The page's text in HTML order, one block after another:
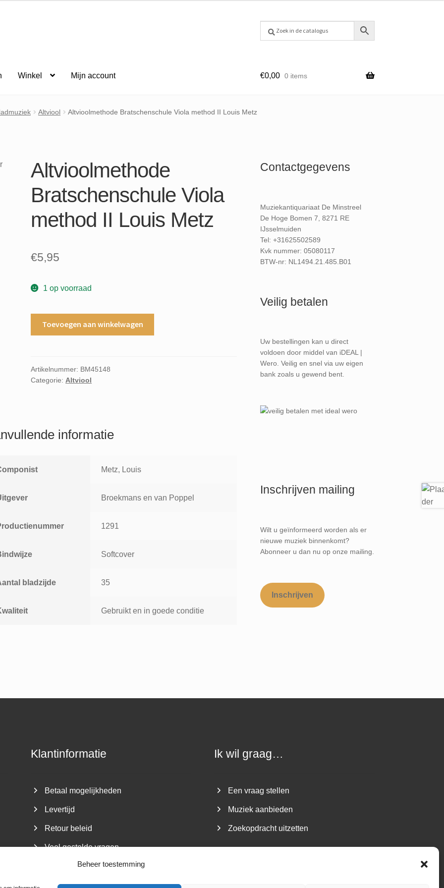
Beheer toestemming
Winkel Mijn account €0,00 0 items
Altviool Altvioolmethode Bratschenschule Viola method II Louis Metz
Altvioolmethode
Bratschenschule Viola
method II Louis Metz
€5,95
1 op voorraad
II
Louis
Toevoegen aan winkelwagen
Artikelnummer: BM45148
Categorie:Altviool
informatie
Metz, Louis
Broekmans en van Poppel
1291
Softcover
bladzijde 35
Gebruikt en in goede conditie
Contactgegevens
Muziekantiquariaat De Minstreel
De Hoge Bomen 7, 8271 RE
IJsselmuiden
Tel: +31625502589
Kvk nummer: 05080117
BTW-nr: NL1494.21.485.B01
Veilig betalen
Uw bestellingen kan u direct
voldoen door middel van iDEAL |
Wero. Veilig en snel via uw eigen
bank zoals u gewend bent.
Inschrijven mailing
Wilt u geïnformeerd worden als er
nieuwe muziek binnenkomt?
Abonneer u dan nu op onze mailing.
Inschrijven
Klantinformatie
Betaal mogelijkheden
Levertijd
Retour beleid
Veel gestelde vragen
Ik wil graag…
Een vraag stellen
Muziek aanbieden
Zoekopdracht uitzetten